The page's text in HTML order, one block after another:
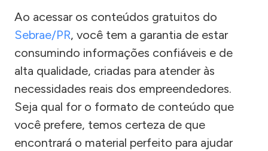
Ao acessar os conteúdos gratuitos do
Sebrae/PR, você tem a garantia de estar
consumindo informações confiáveis e de
alta qualidade, criadas para atender às
necessidades reais dos empreendedores.
Seja qual for o formato de conteúdo que
você prefere, temos certeza de que
encontrará o material perfeito para ajudar